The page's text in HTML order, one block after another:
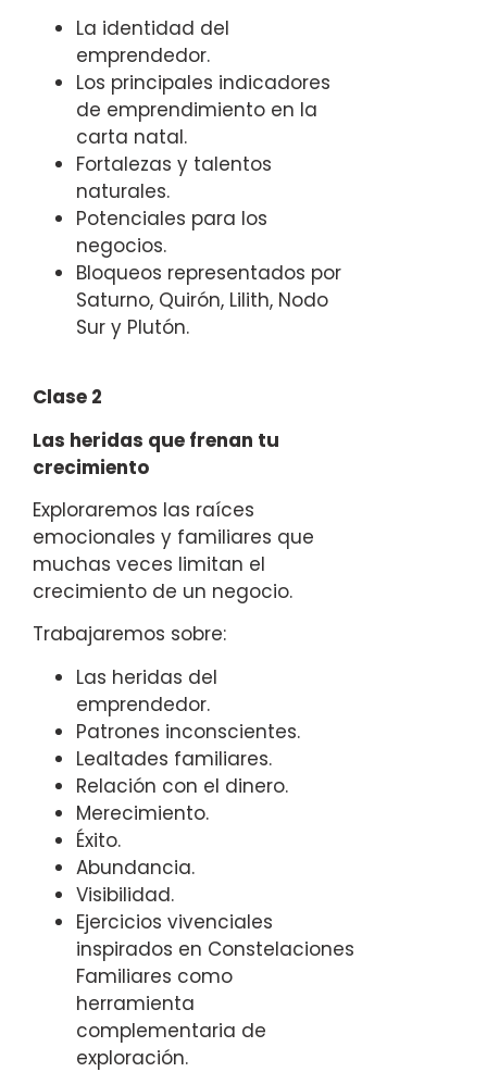
La identidad del
emprendedor.
Los principales indicadores
de emprendimiento en la
carta natal.
Fortalezas y talentos
naturales.
Potenciales para los
negocios.
Bloqueos representados por
Saturno, Quirón, Lilith, Nodo
Sur y Plutón.
Clase 2
Las heridas que frenan tu
crecimiento
Exploraremos las raíces
emocionales y familiares que
muchas veces limitan el
crecimiento de un negocio.
Trabajaremos sobre:
Las heridas del
emprendedor.
Patrones inconscientes.
Lealtades familiares.
Relación con el dinero.
Merecimiento.
Éxito.
Abundancia.
Visibilidad.
Ejercicios vivenciales
inspirados en Constelaciones
Familiares como
herramienta
complementaria de
exploración.